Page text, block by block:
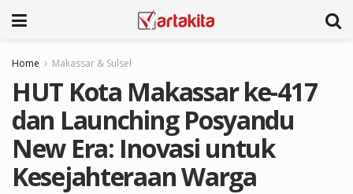
Home Makassar & Sulsel
HUT Kota Makassar ke-417
dan Launching Posyandu
New Era: Inovasi untuk
Kesejahteraan Warga